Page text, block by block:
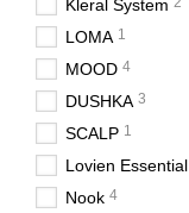
Kleral System
LOMA 1
MOOD 4
DUSHKA 3
SCALP 1
Lovien Essential
Nook 4